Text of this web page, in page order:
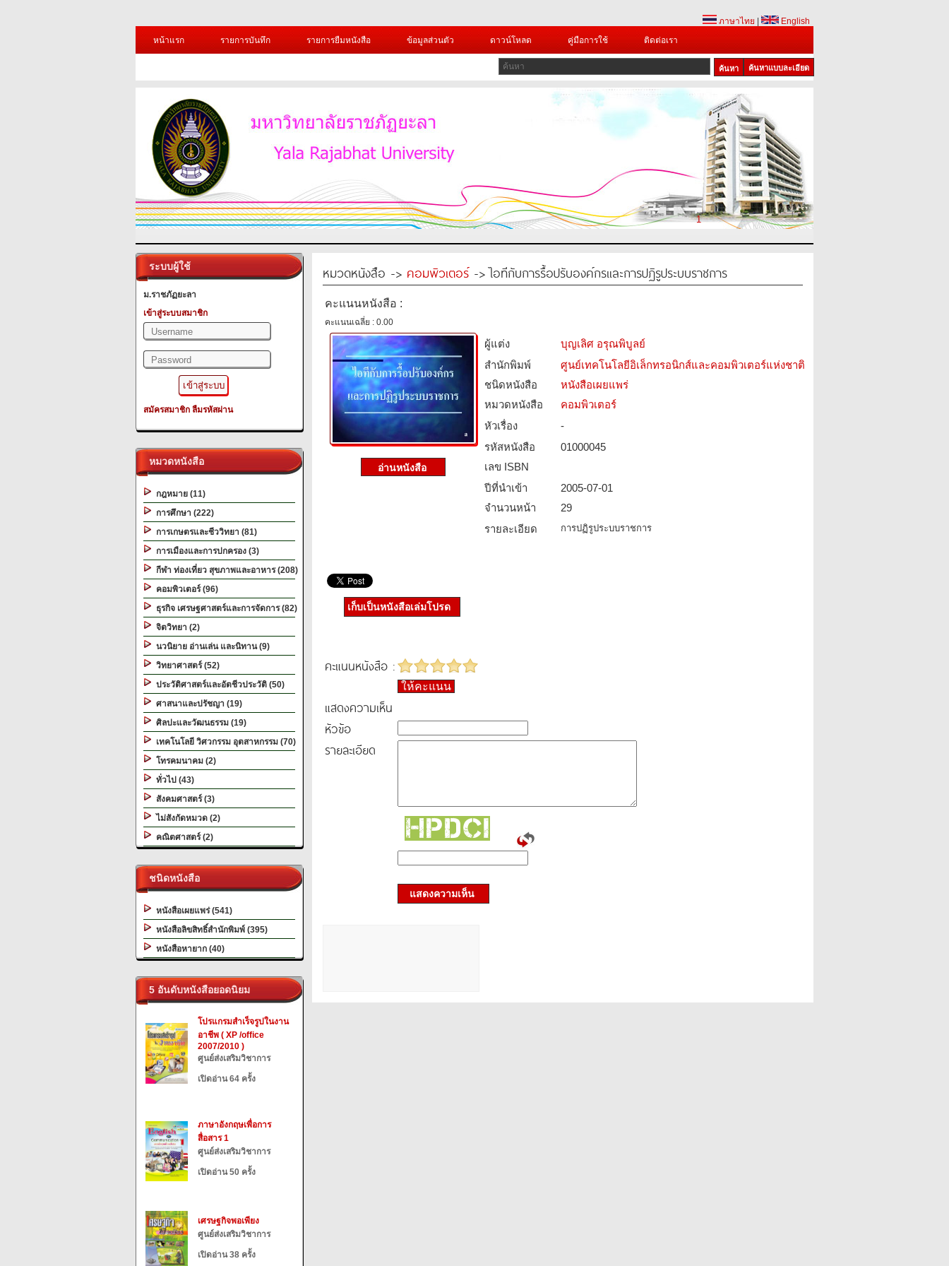
ภาษาไทย
English
หน้าแรก
รายการบันทึก รายการยืมหนังสือ ข้อมูลส่วนตัว ดาวน์โหลด คู่มือการใช้ ติดต่อเรา
ค้นหาแบบละเอียด
1
ระบบผู้ใช้
ม.ราชภัฏยะลา
เข้าสู่ระบบสมาชิก
สมัครสมาชิก ลืมรหัสผ่าน
หมวดหนังสือ
กฎหมาย (11)
การศึกษา (222)
การเกษตรและชีววิทยา (81)
การเมืองและการปกครอง (3)
กีฬา ท่องเที่ยว สุขภาพและอาหาร (208)
คอมพิวเตอร์ (96)
ธุรกิจ เศรษฐศาสตร์และการจัดการ (82)
จิตวิทยา (2)
นวนิยาย อ่านเล่น และนิทาน (9)
วิทยาศาสตร์ (52)
ประวัติศาสตร์และอัตชีวประวัติ (50)
ศาสนาและปรัชญา (19)
ศิลปะและวัฒนธรรม (19)
เทคโนโลยี วิศวกรรม อุตสาหกรรม (70)
โทรคมนาคม (2)
ทั่วไป (43)
สังคมศาสตร์ (3)
ไม่สังกัดหมวด (2)
คณิตศาสตร์ (2)
ชนิดหนังสือ
หนังสือเผยแพร่ (541)
หนังสือลิขสิทธิ์สำนักพิมพ์ (395)
หนังสือหายาก (40)
5 อันดับหนังสือยอดนิยม
โปรแกรมสำเร็จรูปในงาน
อาชีพ ( XP /office
2007/2010 )
ศูนย์ส่งเสริมวิชาการ
เปิดอ่าน 64 ครั้ง
ภาษาอังกฤษเพื่อการ
สื่อสาร 1
ศูนย์ส่งเสริมวิชาการ
เปิดอ่าน 50 ครั้ง
เศรษฐกิจพอเพียง
ศูนย์ส่งเสริมวิชาการ
เปิดอ่าน 38 ครั้ง
หมวดหนังสือ -> คอมพิวเตอร์-> ไอทีกับการรื้อปรับองค์กรและการปฏิรูประบบราชการ
คะแนนหนังสือ :
คะแนนเฉลี่ย : 0.00
ผู้แต่ง
บุญเลิศ อรุณพิบูลย์
สำนักพิมพ์
ศูนย์เทคโนโลยีอิเล็กทรอนิกส์และคอมพิวเตอร์แห่งชาติ
ชนิดหนังสือ­
หนังสือเผยแพร่
หมวดหนังสือ­
คอมพิวเตอร์
หัวเรื่อง
-
รหัสหนังสือ­
01000045
เลข ISBN
ปีที่นำเข้า
2005-07-01
จำนวนหน้า
29
รายละเอียด
การปฏิรูประบบราชการ
เก็บเป็นหนังสือเล่มโปรด
คะแนนหนังสือ :
ให้คะแนน
แสดงความเห็น
หัวข้อ
รายละเอียด
แสดงความเห็น